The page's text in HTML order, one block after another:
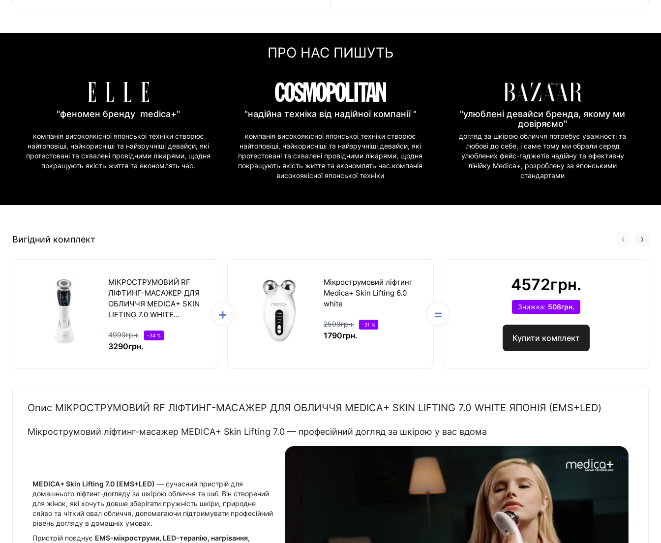
Миттєва розстрочка (Приват Банк)
Покупка частинами (Моно Банк)
ПРО НАС ПИШУТЬ
"феномен бренду medica+"
компанія високоякісної японської техніки створює
найтоповіші, найкорисніші та найзручніші девайси, які
протестовані та схвалені провідними лікарями, щодня
покращують якість життя та економлять час.
"надійна техніка від надійної компанії "
компанія високоякісної японської техніки створює
найтоповіші, найкорисніші та найзручніші девайси, які
протестовані та схвалені провідними лікарями, щодня
покращують якість життя та економлять час.компанія
високоякісної японської техніки
"улюблені девайси бренда, якому ми
довіряємо"
догляд за шкірою обличчя потребує уважності та
любові до себе, і саме тому ми обрали серед
улюблених фейс-гаджетів надійну та ефективну
лінійку Medica+, розроблену за японськими
стандартами
Вигідний комплект
МІКРОСТРУМОВИЙ RF
ЛІФТИНГ-МАСАЖЕР ДЛЯ
ОБЛИЧЧЯ MEDICA+ SKIN
LIFTING 7.0 WHITE
4999грн. -34 %
3290грн.
Мікрострумовий ліфтинг
Medica+ Skin Lifting 6.0
white
2599грн. -31 %
1790грн.
4572грн.
Знижка: 508грн.
Купити комплект
Опис МІКРОСТРУМОВИЙ RF ЛІФТИНГ-МАСАЖЕР ДЛЯ ОБЛИЧЧЯ MEDICA+ SKIN LIFTING 7.0 WHITE ЯПОНІЯ (EMS+LED)
Мікрострумовий ліфтинг-масажер MEDICA+ Skin Lifting 7.0 — професійний догляд за шкірою у вас вдома
MEDICA+ Skin Lifting 7.0 (EMS+LED) — сучасний пристрій для
домашнього ліфтинг-догляду за шкірою обличчя та шиї. Він створений
для жінок, які хочуть довше зберігати пружність шкіри, природне
сяйво та чіткий овал обличчя, допомагаючи підтримувати професійний
рівень догляду в домашніх умовах.
Пристрій поєднує EMS-мікроструми, LED-терапію, нагрівання,